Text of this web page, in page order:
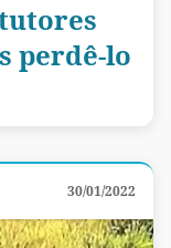
perdê-lo
30/01/2022